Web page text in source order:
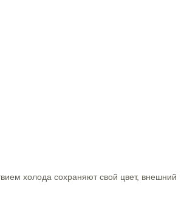
холода сохраняют свой цвет, внешний